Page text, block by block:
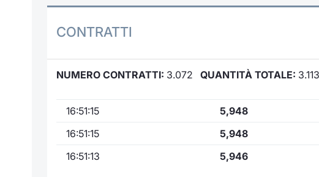
CONTRATTI
NUMERO CONTRATTI: 3.072 QUANTITÀ TOTALE:
16:51:15 5,948
16:51:15
5,948
16:51:13
5,946